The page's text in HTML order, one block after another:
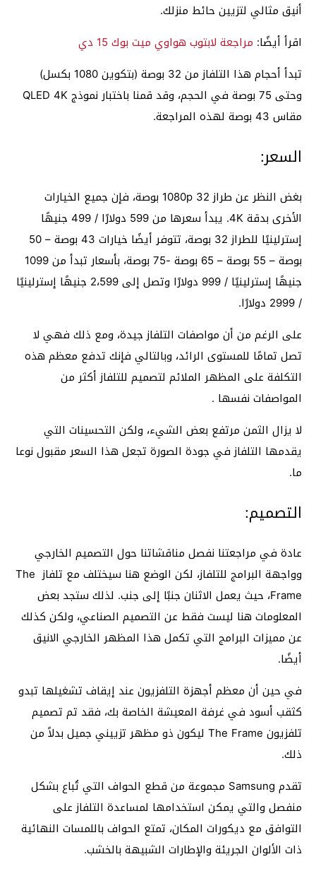
أنيق مثالي لتزيين حائط منزلك.
اقرأ أيضًا: مراجعة لابتوب هواوي ميت بوك 15 دي
تبدأ أحجام هذا التلفاز من 32 بوصة (بتكوين 1080 بكسل)
وحتى 75 بوصة في الحجم، وقد قمنا باختبار نموذج QLED 4K
مقاس 43 بوصة لهذه المراجعة.
السعر:
بغض النظر عن طراز 1080p 32 بوصة، فإن جميع الخيارات
الأخرى بدقة 4K. يبدأ سعرها من 599 دولارًا / 499 جنيهًا
إسترلينيًا للطراز 32 بوصة، تتوفر أيضًا خيارات 43 بوصة – 50
بوصة – 55 بوصة – 65 بوصة -75 بوصة، بأسعار تبدأ من 1099
جنيهًا إسترلينيًا / 999 دولارًا وتصل إلى 2،599 جنيهًا إسترلينيًا
/ 2999 دولارًا.
على الرغم من أن مواصفات التلفاز جيدة، ومع ذلك فهي لا
تصل تمامًا للمستوى الرائد، وبالتالي فإنك تدفع معظم هذه
التكلفة على المظهر الملائم لتصميم للتلفاز أكثر من
المواصفات نفسها .
لا يزال الثمن مرتفع بعض الشيء، ولكن التحسينات التي
يقدمها التلفاز في جودة الصورة تجعل هذا السعر مقبول نوعا
ما.
التصميم:
عادة في مراجعتنا نفصل مناقشاتنا حول التصميم الخارجي
وواجهة البرامج للتلفاز، لكن الوضع هنا سيختلف مع تلفاز The
Frame، حيث يعمل الاثنان جنبًا إلى جنب. لذلك ستجد بعض
المعلومات هنا ليست فقط عن التصميم الصناعي، ولكن كذلك
عن مميزات البرامج التي تكمل هذا المظهر الخارجي الانيق
أيضًا.
في حين أن معظم أجهزة التلفزيون عند إيقاف تشغيلها تبدو
كثقب أسود في غرفة المعيشة الخاصة بك، فقد تم تصميم
تلفزيون The Frame ليكون ذو مظهر تزييني جميل بدلاً من
ذلك.
تقدم Samsung مجموعة من قطع الحواف التي تُباع بشكل
منفصل والتي يمكن استخدامها لمساعدة التلفاز على
التوافق مع ديكورات المكان، تمتع الحواف باللمسات النهائية
ذات الألوان الجريئة والإطارات الشبيهة بالخشب.